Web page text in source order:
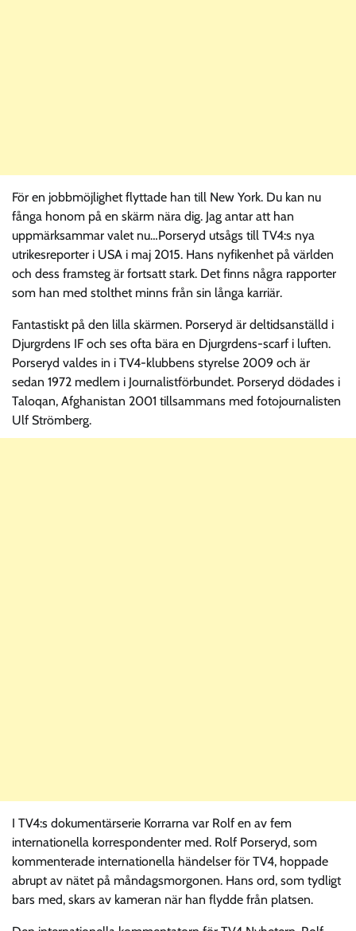
För en jobbmöjlighet flyttade han till New York. Du kan nu
fånga honom på en skärm nära dig. Jag antar att han
uppmärksammar valet nu…Porseryd utsågs till TV4:s nya
utrikesreporter i USA i maj 2015. Hans nyfikenhet på världen
och dess framsteg är fortsatt stark. Det finns några rapporter
som han med stolthet minns från sin långa karriär.
Fantastiskt på den lilla skärmen. Porseryd är deltidsanställd i
Djurgrdens IF och ses ofta bära en Djurgrdens-scarf i luften.
Porseryd valdes in i TV4-klubbens styrelse 2009 och är
sedan 1972 medlem i Journalistförbundet. Porseryd dödades i
Taloqan, Afghanistan 2001 tillsammans med fotojournalisten
Ulf Strömberg.
I TV4:s dokumentärserie Korrarna var Rolf en av fem
internationella korrespondenter med. Rolf Porseryd, som
kommenterade internationella händelser för TV4, hoppade
abrupt av nätet på måndagsmorgonen. Hans ord, som tydligt
bars med, skars av kameran när han flydde från platsen.